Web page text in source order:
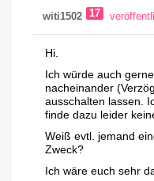
witi1502 17
Hi.
Ich würde auch
nacheinander
ausschalten lassen.
finde dazu leider
Weiß evtl. jemand
Zweck?
Ich wäre euch sehr